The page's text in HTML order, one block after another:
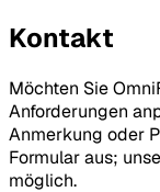
Kontakt
Möchten Sie
Anforderungen
Anmerkung oder
Formular aus;
möglich.